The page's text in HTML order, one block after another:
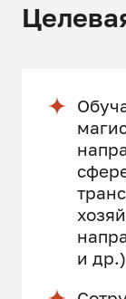
и др.)